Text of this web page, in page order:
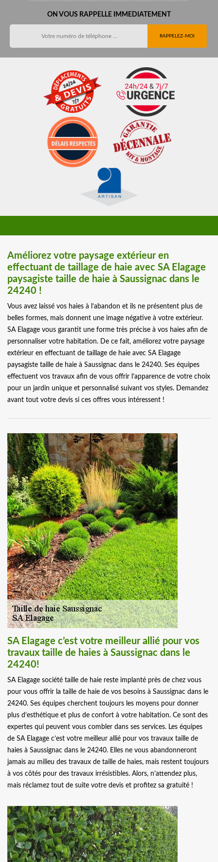
ON VOUS RAPPELLE IMMEDIATEMENT
Améliorez votre paysage extérieur en
effectuant de taillage de haie avec SA Elagage
paysagiste taille de haie à Saussignac dans le
24240 !
Vous avez laissé vos haies à l’abandon et ils ne présentent plus de
belles formes, mais donnent une image négative à votre extérieur.
SA Elagage vous garantit une forme très précise à vos haies afin de
personnaliser votre habitation. De ce fait, améliorez votre paysage
extérieur en effectuant de taillage de haie avec SA Elagage
paysagiste taille de haie à Saussignac dans le 24240. Ses équipes
effectuent vos travaux afin de vous offrir l’apparence de votre choix
pour un jardin unique et personnalisé suivant vos styles. Demandez
avant tout votre devis si ces offres vous intéressent !
SA Elagage c’est votre meilleur allié pour vos
travaux taille de haies à Saussignac dans le
24240!
SA Elagage société taille de haie reste implanté près de chez vous
pour vous offrir la taille de haie de vos besoins à Saussignac dans le
24240. Ses équipes cherchent toujours les moyens pour donner
plus d’esthétique et plus de confort à votre habitation. Ce sont des
expertes qui peuvent vous combler dans ses services. Les équipes
de SA Elagage c’est votre meilleur allié pour vos travaux taille de
haies à Saussignac dans le 24240. Elles ne vous abandonneront
jamais au milieu des travaux de taille de haies, mais restent toujours
à vos côtés pour des travaux irrésistibles. Alors, n’attendez plus,
mais réclamez tout de suite votre devis et profitez sa gratuité !